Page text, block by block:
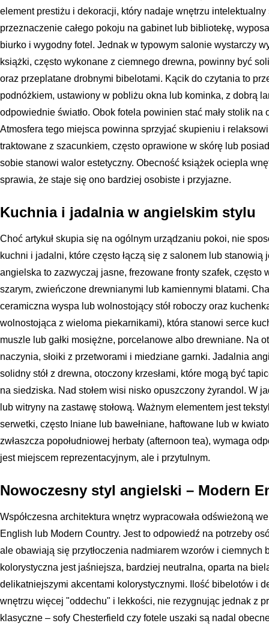
element prestiżu i dekoracji, który nadaje wnętrzu
przeznaczenie całego pokoju na gabinet lub bibliotekę,
biurko i wygodny fotel. Jednak w typowym salonie wystarczy
książki, często wykonane z ciemnego drewna, powinny być
oraz przeplatane drobnymi bibelotami. Kącik do czytania to
podnóżkiem, ustawiony w pobliżu okna lub kominka, z dobrą
odpowiednie światło. Obok fotela powinien stać mały stolik na
Atmosfera tego miejsca powinna sprzyjać skupieniu i
traktowane z szacunkiem, często oprawione w skórę lub
sobie stanowi walor estetyczny. Obecność książek ociepla
sprawia, że staje się ono bardziej osobiste i przyjazne.
Kuchnia i jadalnia w angielskim stylu
Choć artykuł skupia się na ogólnym urządzaniu pokoi, nie
kuchni i jadalni, które często łączą się z salonem lub stanowią
angielska to zazwyczaj jasne, frezowane fronty szafek, często
szarym, zwieńczone drewnianymi lub kamiennymi blatami.
ceramiczna wyspa lub wolnostojący stół roboczy oraz
wolnostojąca z wieloma piekarnikami), która stanowi serce
muszle lub gałki mosiężne, porcelanowe albo drewniane. Na
naczynia, słoiki z przetworami i miedziane garnki. Jadalnia
solidny stół z drewna, otoczony krzesłami, które mogą być
na siedziska. Nad stołem wisi nisko opuszczony żyrandol. W
lub witryny na zastawę stołową. Ważnym elementem jest
serwetki, często lniane lub bawełniane, haftowane lub w
zwłaszcza popołudniowej herbaty (afternoon tea), wymaga
jest miejscem reprezentacyjnym, ale i przytulnym.
Nowoczesny styl angielski – Modern
Współczesna architektura wnętrz wypracowała odświeżoną
English lub Modern Country. Jest to odpowiedź na potrzeby
ale obawiają się przytłoczenia nadmiarem wzorów i ciemnych
kolorystyczna jest jaśniejsza, bardziej neutralna, oparta na
delikatniejszymi akcentami kolorystycznymi. Ilość bibelotów i
wnętrzu więcej "oddechu" i lekkości, nie rezygnując jednak z
klasyczne – sofy Chesterfield czy fotele uszaki są nadal